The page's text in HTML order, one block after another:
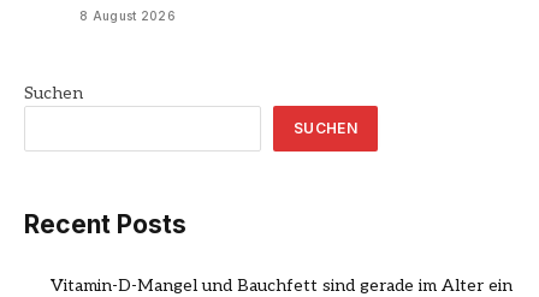
8 August 2026
Suchen
SUCHEN
Recent Posts
Vitamin-D-Mangel und Bauchfett sind gerade im Alter ein